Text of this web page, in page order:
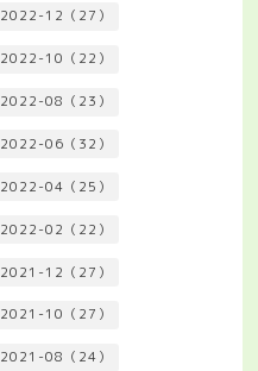
2022-12（27）
2022-10（22）
2022-08（23）
2022-06（32）
2022-04（25）
2022-02（22）
2021-12（27）
2021-10（27）
2021-08（24）